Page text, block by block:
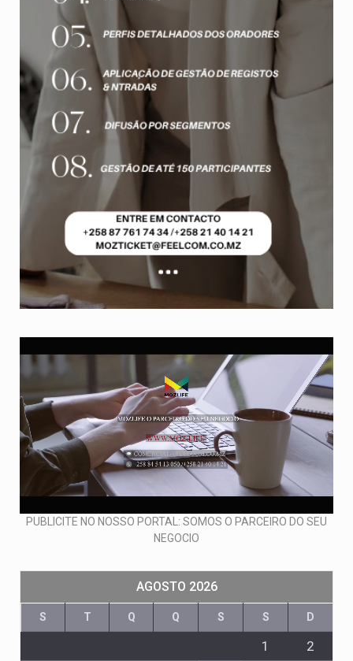
PUBLICITE NO NOSSO PORTAL: SOMOS O PARCEIRO DO SEU
NEGOCIO
AGOSTO 2026
S T Q Q S S D
1
2